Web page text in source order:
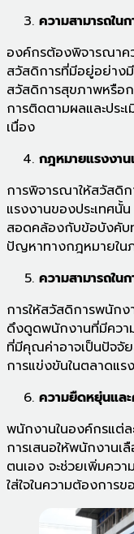
ความสามารถใน
องค์กรต้องพิจารณาค
สวัสดิการที่มีอยู่อย่าง
สวัสดิการสุขภาพหรือ
การติดตามผลและปร
เนื่อง
กฎหมายแรงงา
การพิจารณาให้สวัสดิ
แรงงานของประเทศนั้
สอดคล้องกับข้อบังคับ
ปัญหาทางกฎหมายใน
ความสามารถใน
การให้สวัสดิการพนัก
ดึงดูดพนักงานที่มีควา
ที่มีคุณค่าอาจเป็นปัจจั
การแข่งขันในตลาดแร
ความยืดหยุ่นแล
พนักงานในองค์กรแต่
การเสนอให้พนักงาน
ตนเอง จะช่วยเพิ่มคว
ใส่ใจในความต้องการข